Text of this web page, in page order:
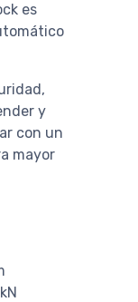
es
y
con un
mayor